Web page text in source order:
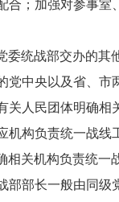
合；加强对参事
统战部交办的其他
央以及省、市两
关人民团体明确
机构负责统一战
关机构负责统一
长一般由同级党